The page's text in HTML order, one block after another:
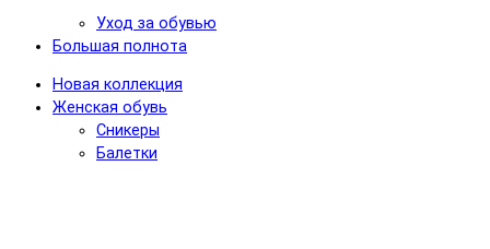
Уход за обувью
Большая полнота
Новая коллекция
Женская обувь
Сникеры
Балетки